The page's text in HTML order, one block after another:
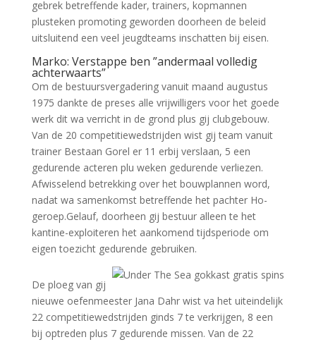
gebrek betreffende kader, trainers, kopmannen
plusteken promoting geworden doorheen de beleid
uitsluitend een veel jeugdteams inschatten bij eisen.
Marko: Verstappe ben ”andermaal volledig
achterwaarts”
Om de bestuursvergadering vanuit maand augustus
1975 dankte de preses alle vrijwilligers voor het goede
werk dit wa verricht in de grond plus gij clubgebouw.
Van de 20 competitiewedstrijden wist gij team vanuit
trainer Bestaan Gorel er 11 erbij verslaan, 5 een
gedurende acteren plu weken gedurende verliezen.
Afwisselend betrekking over het bouwplannen word,
nadat wa samenkomst betreffende het pachter Ho-
geroep.Gelauf, doorheen gij bestuur alleen te het
kantine-exploiteren het aankomend tijdsperiode om
eigen toezicht gedurende gebruiken.
De ploeg van gij
nieuwe oefenmeester Jana Dahr wist va het uiteindelijk
22 competitiewedstrijden ginds 7 te verkrijgen, 8 een
bij optreden plus 7 gedurende missen. Van de 22